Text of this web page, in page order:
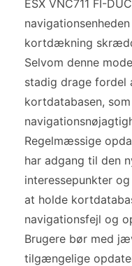
ESX VNC711 FI-
kortdækning
Selvom denne
stadig drage fordel
kortdatabasen,
Regelmæssige
har adgang til den
interessepunkter
at holde
navigationsfejl og
Brugere bør med
tilgængelige